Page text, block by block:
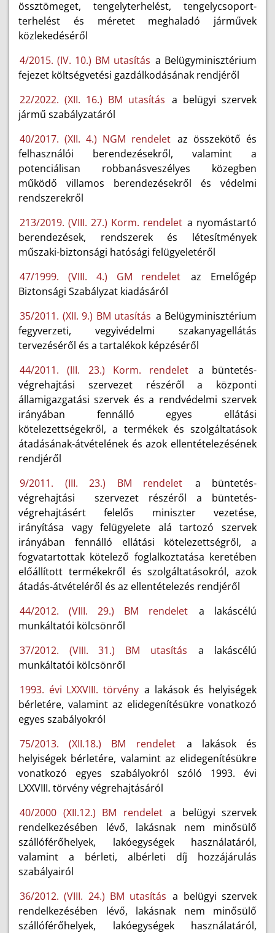
össztömeget, tengelyterhelést, tengelycsoport-
terhelést és méretet meghaladó járművek
közlekedéséről
4/2015. (IV. 10.) BM utasítás a Belügyminisztérium
fejezet költségvetési gazdálkodásának rendjéről
22/2022. (XII. 16.) BM utasítás a belügyi szervek
jármű szabályzatáról
40/2017. (XII. 4.) NGM rendelet az összekötő és
felhasználói berendezésekről, valamint a
potenciálisan robbanásveszélyes közegben
működő villamos berendezésekről és védelmi
rendszerekről
213/2019. (VIII. 27.) Korm. rendelet a nyomástartó
berendezések, rendszerek és létesítmények
műszaki-biztonsági hatósági felügyeletéről
47/1999. (VIII. 4.) GM rendelet
az Emelőgép
Biztonsági Szabályzat kiadásáról
35/2011. (XII. 9.) BM utasítás a Belügyminisztérium
fegyverzeti, vegyivédelmi szakanyagellátás
tervezéséről és a tartalékok képzéséről
44/2011. (III. 23.) Korm. rendelet
a büntetés-
végrehajtási szervezet részéről a központi
államigazgatási szervek és a rendvédelmi szervek
irányában fennálló egyes ellátási
kötelezettségekről, a termékek és szolgáltatások
átadásának-átvételének és azok ellentételezésének
rendjéről
9/2011. (III. 23.) BM rendelet a büntetés-
végrehajtási szervezet részéről a büntetés-
végrehajtásért felelős miniszter vezetése,
irányítása vagy felügyelete alá tartozó szervek
irányában fennálló ellátási kötelezettségről, a
fogvatartottak kötelező foglalkoztatása keretében
előállított termékekről és szolgáltatásokról, azok
átadás-átvételéről és az ellentételezés rendjéről
44/2012. (VIII. 29.) BM rendelet a lakáscélú
munkáltatói kölcsönről
37/2012. (VIII. 31.) BM utasítás
a lakáscélú
munkáltatói kölcsönről
1993. évi LXXVIII. törvény a lakások és helyiségek
bérletére, valamint az elidegenítésükre vonatkozó
egyes szabályokról
75/2013. (XII.18.) BM rendelet a lakások és
helyiségek bérletére, valamint az elidegenítésükre
vonatkozó egyes szabályokról szóló 1993. évi
LXXVIII. törvény végrehajtásáról
40/2000 (XII.12.) BM rendelet a belügyi szervek
rendelkezésében lévő, lakásnak nem minősülő
szállóférőhelyek, lakóegységek használatáról,
valamint a bérleti, albérleti díj hozzájárulás
szabályairól
36/2012. (VIII. 24.) BM utasítás a belügyi szervek
rendelkezésében lévő, lakásnak nem minősülő
szállóférőhelyek, lakóegységek használatáról,